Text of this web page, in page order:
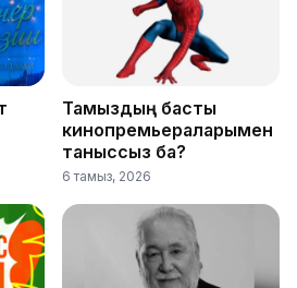
Тамыздың басты
кинопремьераларымен
таныссыз ба?
6 тамыз, 2026